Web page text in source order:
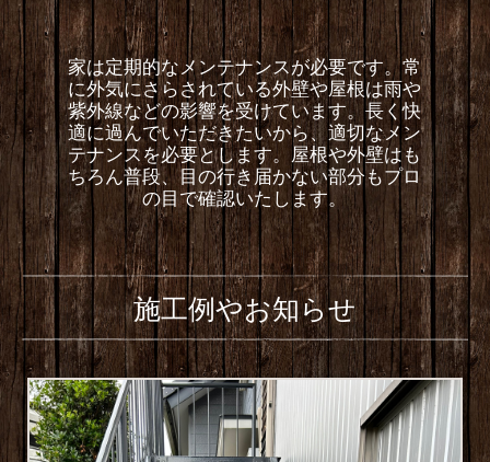
家は定期的なメンテナンスが必要です。常
に外気にさらされている外壁や屋根は雨や
紫外線などの影響を受けています。長く快
適に過んでいただきたいから、適切なメン
テナンスを必要とします。屋根や外壁はも
ちろん普段、目の行き届かない部分もプロ
の目で確認いたします。
施工例やお知らせ